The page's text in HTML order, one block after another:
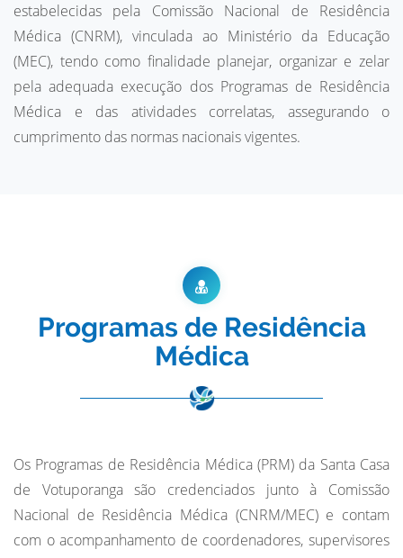
estabelecidas pela Comissão Nacional de Residência
Médica (CNRM), vinculada ao Ministério da Educação
(MEC), tendo como finalidade planejar, organizar e zelar
pela adequada execução dos Programas de Residência
Médica e das atividades correlatas, assegurando o
cumprimento das normas nacionais vigentes.
Programas de Residência
Médica
Os Programas de Residência Médica (PRM) da Santa Casa
de Votuporanga são credenciados junto à Comissão
Nacional de Residência Médica (CNRM/MEC) e contam
com o acompanhamento de coordenadores, supervisores